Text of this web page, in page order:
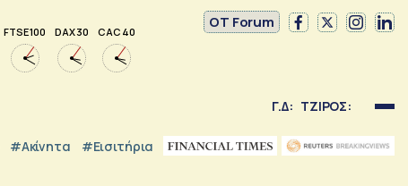
FTSE 100 DAX 30 CAC 40
OT Forum
Γ.Δ: ΤΖΙΡΟΣ:
#Ακίνητα #εισιτήρια